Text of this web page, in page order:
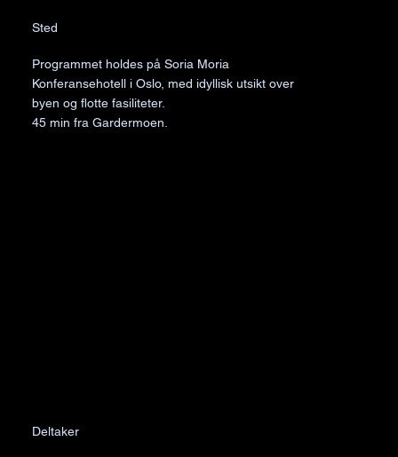
Sted
Programmet holdes på Soria Moria
Konferansehotell i Oslo, med idyllisk utsikt over
byen og flotte fasiliteter.
45 min fra Gardermoen.
Deltaker